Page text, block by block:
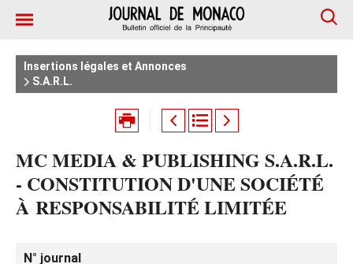
Insertions légales et Annonces
S.A.R.L.
MC MEDIA & PUBLISHING S.A.R.L.
- CONSTITUTION D'UNE SOCIÉTÉ
À RESPONSABILITÉ LIMITÉE
N° journal